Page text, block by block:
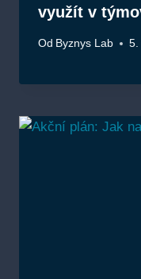
využít v
Od Byznys Lab 5.